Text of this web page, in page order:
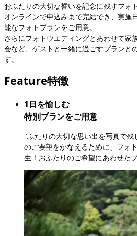
おふたりの大切な誓いを記念に残すフォ
オンラインで申込みまで完結でき、実施
能なフォトプランをご用意。
さらにフォトウエディングとあわせて家
会など、ゲストと一緒に過ごすプランと
す。
Feature特徴
1日を愉しむ
特別プランをご用意
"ふたりの大切な思い出を写真で
のご要望をかなえるために、フォ
生！おふたりのご希望にあわせた